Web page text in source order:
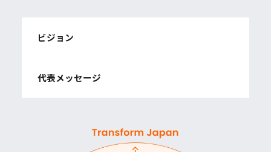
ビジョン
代表メッセージ